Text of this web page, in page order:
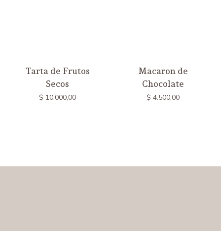
Tarta de Frutos
Secos
$ 10.000,00
Macaron de
Chocolate
$ 4.500,00